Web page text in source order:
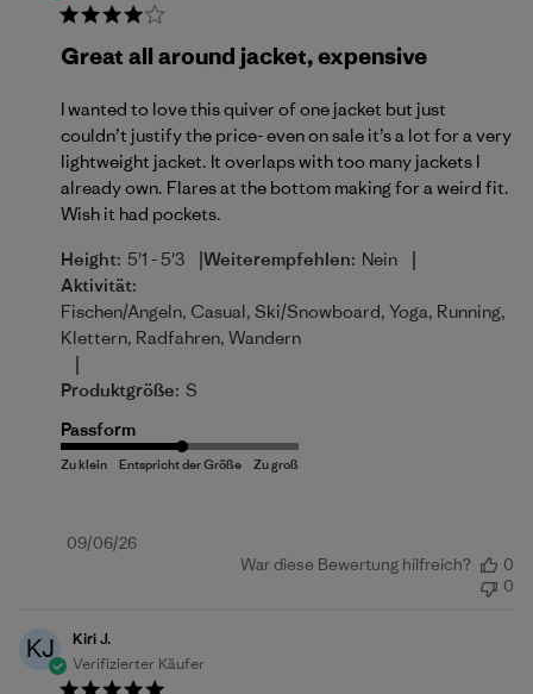
Great all around jacket, expensive
I wanted to love this quiver of one jacket but just
couldn’t justify the price- even on sale it’s a lot for a very
lightweight jacket. It overlaps with too many jackets I
already own. Flares at the bottom making for a weird fit.
Wish it had pockets.
Height: 5'1 - 5'3 |Weiterempfehlen: Nein |
Aktivität:
Fischen/Angeln, Casual, Ski/Snowboard, Yoga, Running,
Klettern, Radfahren, Wandern
|
Produktgröße: S
Passform
Veröffentlichungsdatum
09/06/26
War diese Bewertung hilfreich?
0
0
KJ
Kiri J.
Verifizierter Käufer